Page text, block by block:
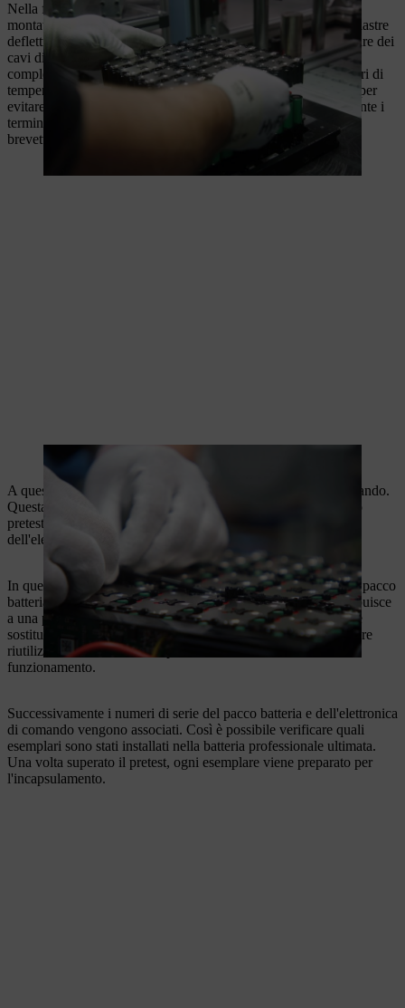
Nella fase successiva della produzione della batteria vengono
montati l'elettronica principale e i sensori. In primo luogo, le piastre
deflettrici vengono saldate con elevata precisione alle crimpature dei
cavi di alimentazione dell'elettronica utilizzando un processo
completamente automatizzato. Poi vengono montati dei sensori di
temperatura che possono regolare la batteria in base al calore, per
evitare danni da surriscaldamento durante l'uso. Successivamente i
terminali a media tensione vengono montati con uno schema
brevettato e saldati in modo completamente automatico.
L'elettronica principale e i sensori in fase di montaggio.
A questo punto il pacco batteria viene dotato dell'unità di comando.
Questa viene collegata e cablata prima di eseguire il cosiddetto
pretest. Il suddetto pretest verifica il corretto funzionamento
dell'elettronica con un segnale acustico.
In questo modo si garantisce il corretto funzionamento di ogni pacco
batteria prodotto. Questa procedura riduce gli sprechi e contribuisce
a una produzione sostenibile, poiché i comandi possono essere
sostituiti prima dell'incapsulamento e il pacco batteria può essere
riutilizzato nel caso in cui il pretest non confermi il corretto
funzionamento.
Successivamente i numeri di serie del pacco batteria e dell'elettronica
di comando vengono associati. Così è possibile verificare quali
esemplari sono stati installati nella batteria professionale ultimata.
Una volta superato il pretest, ogni esemplare viene preparato per
l'incapsulamento.